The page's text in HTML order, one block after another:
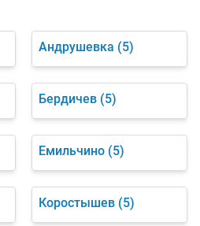
Андрушевка (5)
Бердичев (5)
Емильчино (5)
Коростышев (5)